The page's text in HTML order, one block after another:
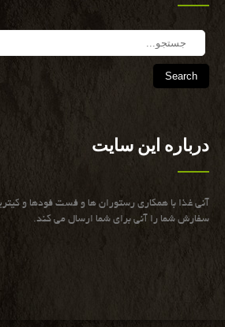
درباره این سایت
آنی غذا با همكاری رستوران ها و فست فودها و
سفارش شما را آنی برای شما ارسال می كند.